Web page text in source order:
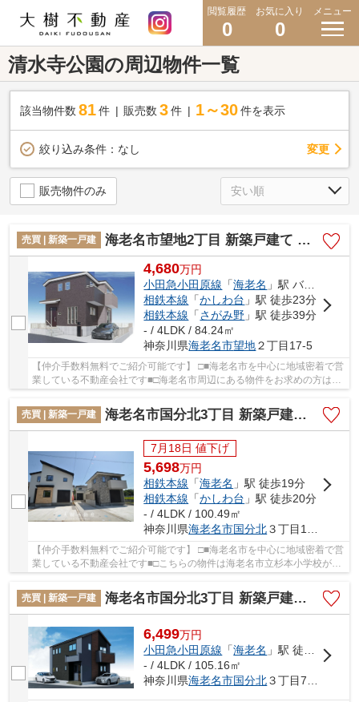
閲覧履歴
0
お気に入り
0
メニュー
清水寺公園の周辺物件一覧
該当物件数 81件 販売数 3 件 1～30 件を表示
絞り込み条件： なし 変更
販売物件のみ
売買 | 新築一戸建 海老名市望地2丁目 新築戸建て 全1棟【仲介手数料無料】
4,680万円
小田急小田原線 「海老名 」駅 バス5分 「望地」 停歩6分
相鉄本線 「かしわ台 」駅 徒歩23分
相鉄本線 「さがみ野 」駅 徒歩39分
- / 4LDK / 84.24㎡
神奈川県海老名市望地２丁目17-5
【仲介手数料無料でご紹介可能です】 □■海老名市を中心に地域密着で営
業している不動産会社です■□海老名市周辺にある物件をお求めの方は
売買 | 新築一戸建
海老名市国分北3丁目 新築戸建て 全３棟【仲介手数料無料】
7月18日 値下げ
5,698万円
相鉄本線 「海老名 」駅 徒歩19分
相鉄本線 「かしわ台 」駅 徒歩20分
- / 4LDK / 100.49㎡
神奈川県海老名市国分北３丁目16-4-1
【仲介手数料無料でご紹介可能です】 □■海老名市を中心に地域密着で営
業している不動産会社です■□こちらの物件は海老名市立杉本小学校が
売買 | 新築一戸建
海老名市国分北3丁目 新築戸建て 全１棟【仲介手数料無料】
6,499万円
小田急小田原線 「海老名 」駅 徒歩14分
- / 4LDK / 105.16㎡
神奈川県海老名市国分北３丁目7-22